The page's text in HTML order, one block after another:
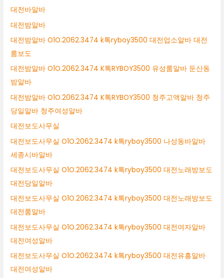
대전바알바
대전밤알바
대전밤알바 O1O.2062.3474 k톡ryboy3500 대전업소알바 대전
룸보도
대전밤알바 O1O.2062.3474 K톡RYBOY3500 유성룸알바 둔산동
밤알바
대전밤알바 O1O.2062.3474 K톡RYBOY3500 청주고액알바 청주
당일알바 청주여성알바
대전보도사무실
대전보도사무실 O1O.2062.3474 k톡ryboy3500 나성동바알바
세종시바알바
대전보도사무실 O1O.2062.3474 k톡ryboy3500 대전노래방보도
대전당일알바
대전보도사무실 O1O.2062.3474 k톡ryboy3500 대전노래방보도
대전룸알바
대전보도사무실 O1O.2062.3474 k톡ryboy3500 대전여자알바
대전여성알바
대전보도사무실 O1O.2062.3474 k톡ryboy3500 대전유흥알바
대전여성알바